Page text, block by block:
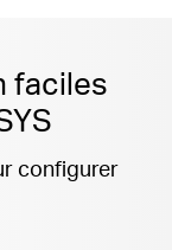
faciles
configurer